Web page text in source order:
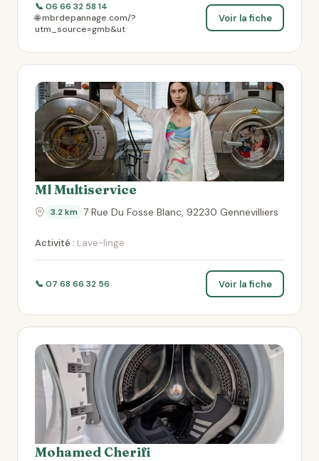
📞 06 66 32 58 14
🌐 mbrdepannage.com/?
utm_source=gmb&ut
Voir la fiche
Ml Multiservice
3.2 km 7 Rue Du Fosse Blanc, 92230 Gennevilliers
Activité : Lave-linge
📞 07 68 66 32 56 Voir la fiche
Mohamed Cherifi